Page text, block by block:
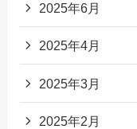
2025年6月
2025年4月
2025年3月
2025年2月